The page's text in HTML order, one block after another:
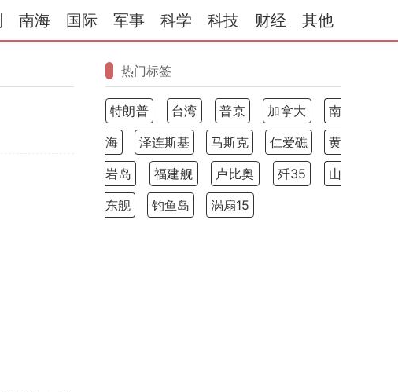
南海 国际 军事 科学 科技 财经 其他
热门标签
特朗普 台湾 普京 加拿大
南
海
泽连斯基 马斯克 仁爱礁
黄
岩岛
福建舰 卢比奥 歼35
山
东舰
钓鱼岛 涡扇15